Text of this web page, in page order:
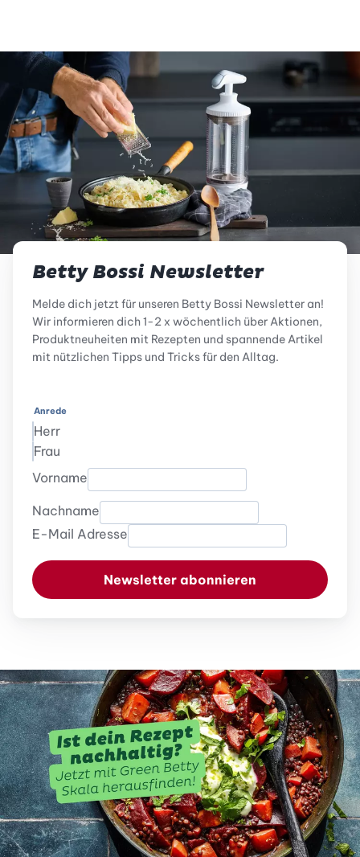
Betty Bossi Newsletter
Melde dich jetzt für unseren Betty Bossi Newsletter an!
Wir informieren dich 1-2 x wöchentlich über Aktionen,
Produktneuheiten mit Rezepten und spannende Artikel
mit nützlichen Tipps und Tricks für den Alltag.
Anrede
Herr
Frau
Vorname
Nachname
E-Mail Adresse
Newsletter abonnieren